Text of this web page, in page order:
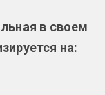
в своем
на: